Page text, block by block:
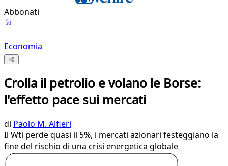
Abbonati
Economia
Crolla il petrolio e volano le Borse:
l'effetto pace sui mercati
di Paolo M. Alfieri
Il Wti perde quasi il 5%, i mercati azionari festeggiano la
fine del rischio di una crisi energetica globale